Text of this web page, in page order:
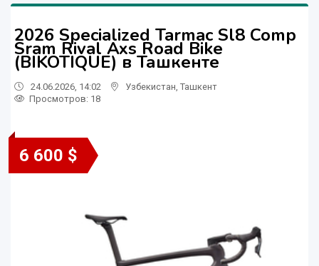
2026 Specialized Tarmac Sl8 Comp
Sram Rival Axs Road Bike
(BIKOTIQUE) в Ташкенте
24.06.2026, 14:02 Узбекистан Ташкент
Просмотров: 18
6 600 $